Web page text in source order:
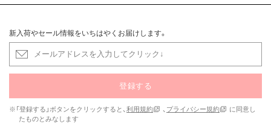
新入荷やセール情報をいちはやくお届けします。
登録する
※「登録する」ボタンをクリックすると、利用規約 、 プライバシー規約
に同意し
たものとみなします